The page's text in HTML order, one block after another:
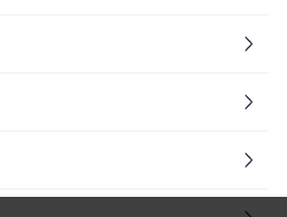
Press Blog Bli med på